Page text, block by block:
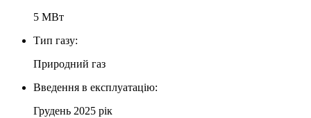
5 МВт
Тип газу:
Природний газ
Введення в експлуатацію:
Грудень 2025 рік